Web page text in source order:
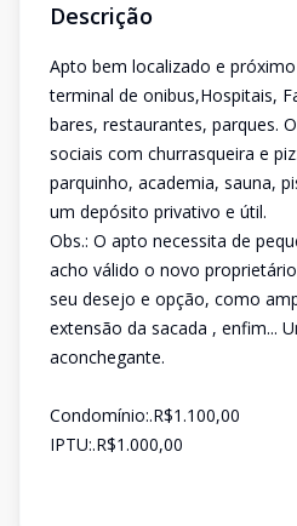
Descrição
Apto bem localizado e
terminal de onibus,Hospitais,
bares, restaurantes, parques.
sociais com churrasqueira e
parquinho, academia, sauna,
um depósito privativo e útil.
Obs.: O apto necessita de
acho válido o novo
seu desejo e opção, como
extensão da sacada , enfim...
aconchegante.
Condomínio:.R$1.100,00
IPTU:.R$1.000,00